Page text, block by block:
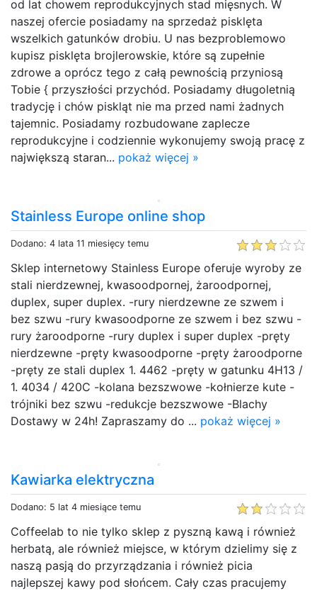
od lat chowem reprodukcyjnych stad mięsnych. W
naszej ofercie posiadamy na sprzedaż pisklęta
wszelkich gatunków drobiu. U nas bezproblemowo
kupisz pisklęta brojlerowskie, które są zupełnie
zdrowe a oprócz tego z całą pewnością przyniosą
Tobie { przyszłości przychód. Posiadamy długoletnią
tradycję i chów piskląt nie ma przed nami żadnych
tajemnic. Posiadamy rozbudowane zaplecze
reprodukcyjne i codziennie wykonujemy swoją pracę z
największą staran... pokaż więcej »
Stainless Europe online shop
Dodano: 4 lata 11 miesięcy temu
Sklep internetowy Stainless Europe oferuje wyroby ze
stali nierdzewnej, kwasoodpornej, żaroodpornej,
duplex, super duplex. -rury nierdzewne ze szwem i
bez szwu -rury kwasoodporne ze szwem i bez szwu -
rury żaroodporne -rury duplex i super duplex -pręty
nierdzewne -pręty kwasoodporne -pręty żaroodporne
-pręty ze stali duplex 1. 4462 -pręty w gatunku 4H13 /
1. 4034 / 420C -kolana bezszwowe -kołnierze kute -
trójniki bez szwu -redukcje bezszwowe -Blachy
Dostawy w 24h! Zapraszamy do ... pokaż więcej »
Kawiarka elektryczna
Dodano: 5 lat 4 miesiące temu
Coffeelab to nie tylko sklep z pyszną kawą i również
herbatą, ale również miejsce, w którym dzielimy się z
naszą pasją do przyrządzania i również picia
najlepszej kawy pod słońcem. Cały czas pracujemy